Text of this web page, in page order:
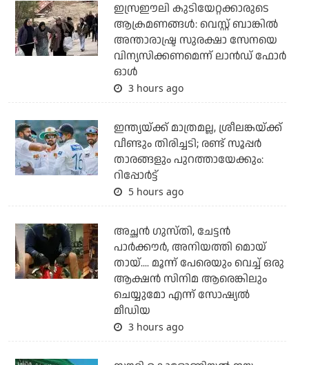
ഇസ്രഈലി കുടിയേറ്റക്കാരുടെ
ആക്രമണങ്ങള്‍: വെസ്റ്റ് ബാങ്കില്‍
അന്താരാഷ്ട്ര സുരക്ഷാ സേനയെ
വിന്യസിക്കണമെന്ന് ലാന്‍ഡ് ഫോര്‍
ഓള്‍
3 hours ago
ഇന്ത്യയ്ക്ക് മാത്രമല്ല, ശ്രീലങ്കയ്ക്ക്
വീണ്ടും തിരിച്ചടി; രണ്ട് സൂപ്പര്‍
താരങ്ങളും പുറത്തായേക്കും:
റിപ്പോര്‍ട്ട്
5 hours ago
അച്ഛന്‍ ഗുസ്തി, ചേട്ടന്‍
പാര്‍ക്കൗര്‍, അനിയത്തി മൊയ്
തായ്.... മൂന്ന് പേരെയും വെച്ച് ഒരു
ആക്ഷന്‍ സിനിമ ആരെങ്കിലും
ചെയ്യുമോ എന്ന് സോഷ്യല്‍
മീഡിയ
3 hours ago